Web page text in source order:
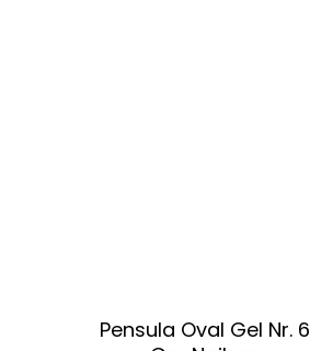
Pensula Oval Gel Nr. 6